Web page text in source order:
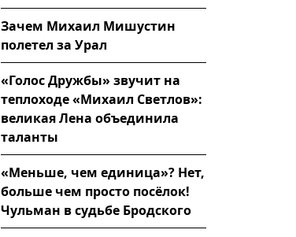
Зачем Михаил Мишустин
полетел за Урал
«Голос Дружбы» звучит на
теплоходе «Михаил Светлов»:
великая Лена объединила
таланты
«Меньше, чем единица»? Нет,
больше чем просто посёлок!
Чульман в судьбе Бродского